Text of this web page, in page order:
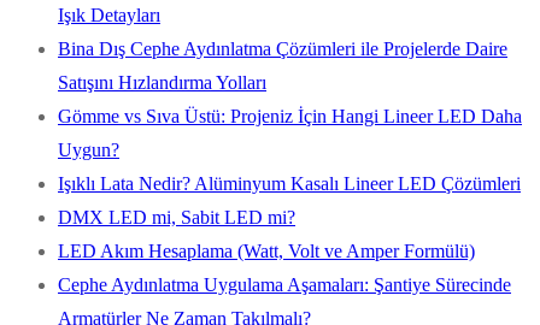
Işık Detayları
Bina Dış Cephe Aydınlatma Çözümleri ile Projelerde Daire
Satışını Hızlandırma Yolları
Gömme vs Sıva Üstü: Projeniz İçin Hangi Lineer LED Daha
Uygun?
Işıklı Lata Nedir? Alüminyum Kasalı Lineer LED Çözümleri
DMX LED mi, Sabit LED mi?
LED Akım Hesaplama (Watt, Volt ve Amper Formülü)
Cephe Aydınlatma Uygulama Aşamaları: Şantiye Sürecinde
Armatürler Ne Zaman Takılmalı?